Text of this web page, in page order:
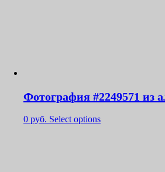
Фотография #2249571 из
0 руб. Select options